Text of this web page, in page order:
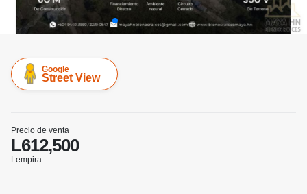
Google
Street View
Precio de venta
L612,500
Lempira